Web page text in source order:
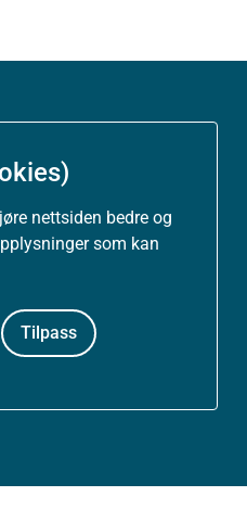
nettsiden bedre og
som kan
Tilpass